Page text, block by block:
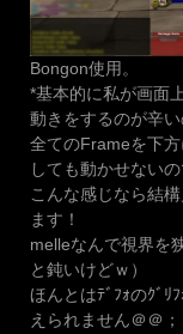
Bongon使用。
*基本的に私が画面
動きをするのが辛
全てのFrameを下
しても動かせない
こんな感じなら結
ます！
melleなんで視界を
と鈍いけどｗ）
ほんとはﾃﾞﾌｫのｸﾞﾘ
えられません＠＠；